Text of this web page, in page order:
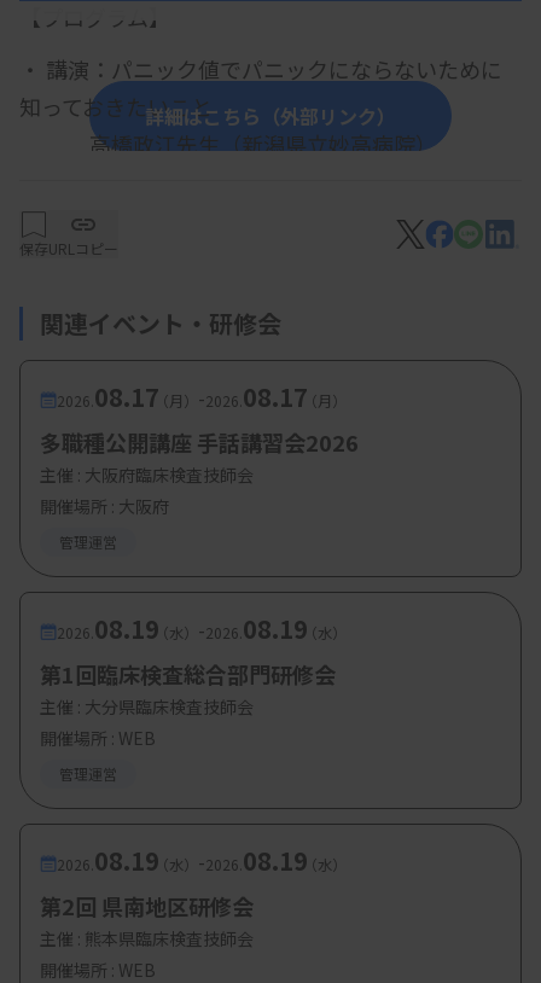
【プログラム】
・ 講演：パニック値でパニックにならないために
知っておきたいこと
高橋政江先生（新潟県立妙高病院）
【参加費・定員など】
・参加費：会員 500 円、非会員 1500 円、学生無
・定 員：50 名
詳細はこちら（外部リンク）
保存URLコピー
関連イベント・研修会
2026. 08.17（月） -2026. 08.17（月）
多職種公開講座 手話講習会2026
主催 : 大阪府臨床検査技師会
開催場所 : 大阪府
管理運営
2026. 08.19（水） -2026. 08.19（水）
第1回臨床検査総合部門研修会
主催 : 大分県臨床検査技師会
開催場所 : WEB
管理運営
2026. 08.19（水） -2026. 08.19（水）
第2回 県南地区研修会
主催 : 熊本県臨床検査技師会
開催場所 : WEB